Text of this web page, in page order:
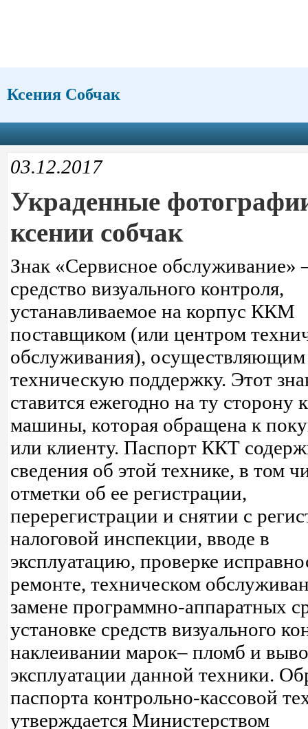
Ксения Собчак
03.12.2017
Украденные
ксении собчак
Знак «Сервисное обслуживание»
средство визуального контроля,
устанавливаемое на корпус ККМ
поставщиком (или центром
обслуживания), осуществляющим
техническую поддержку. Этот
ставится ежегодно на ту сторону
машины, которая обращена к
или клиенту. Паспорт ККТ
сведения об этой технике, в том
отметки об ее регистрации,
перерегистрации и снятии с
налоговой инспекции, вводе в
эксплуатацию, проверке
ремонте, техническом
замене программно-аппаратных
установке средств визуального
наклеивании марок– пломб и
эксплуатации данной техники.
паспорта контрольно-кассовой
утверждается Министерством